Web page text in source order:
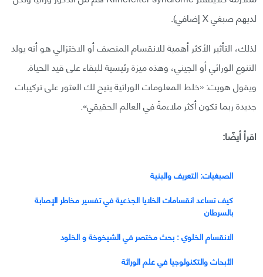
لديهم صبغي X إضافي).
لذلك، التأثير الأكثر أهمية للانقسام المنصف أو الاختزالي هو أنه يولد
التنوع الوراثي أو الجيني، وهذه ميزة رئيسية للبقاء على قيد الحياة.
ويقول هويت: «خلط المعلومات الوراثية يتيح لك العثور على تركيبات
جديدة ربما تكون أكثر ملاءمةً في العالم الحقيقي».
اقرأ أيضًا:
الصبغيات: التعريف والبنية
كيف تساعد انقسامات الخلايا الجذعية في تفسير مخاطر الإصابة
بالسرطان
الانقسام الخلوي : بحث مختصر في الشيخوخة و الخلود
الأبحاث والتكنولوجيا في علم الوراثة